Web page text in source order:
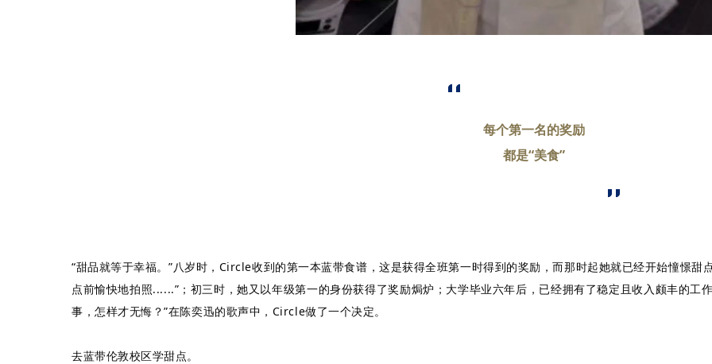
每个第一名的奖励
都是“美食”
“甜品就等于幸福。”八岁时，Circle收到的第一本蓝带食谱，这是获得全班第一时得到的奖励，而那时起她就已经开始憧憬甜
点前愉快地拍照......”；初三时，她又以年级第一的身份获得了奖励焗炉；大学毕业六年后，已经拥有了稳定且收入颇丰的工
事，怎样才无悔？”在陈奕迅的歌声中，Circle做了一个决定。
去蓝带伦敦校区学甜点。